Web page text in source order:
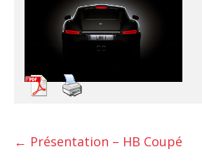
← Présentation – HB Coupé